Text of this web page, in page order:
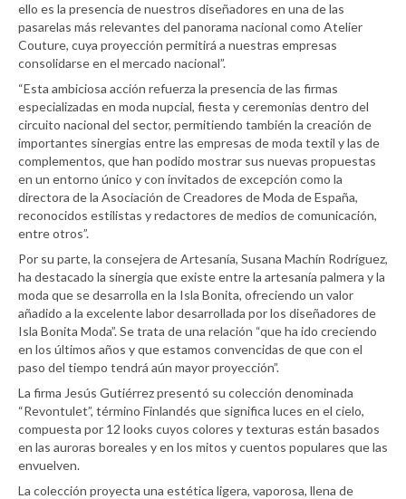
ello es la presencia de nuestros diseñadores en una de las
pasarelas más relevantes del panorama nacional como Atelier
Couture, cuya proyección permitirá a nuestras empresas
consolidarse en el mercado nacional”.
“Esta ambiciosa acción refuerza la presencia de las firmas
especializadas en moda nupcial, fiesta y ceremonias dentro del
circuito nacional del sector, permitiendo también la creación de
importantes sinergias entre las empresas de moda textil y las de
complementos, que han podido mostrar sus nuevas propuestas
en un entorno único y con invitados de excepción como la
directora de la Asociación de Creadores de Moda de España,
reconocidos estilistas y redactores de medios de comunicación,
entre otros”.
Por su parte, la consejera de Artesanía, Susana Machín Rodríguez,
ha destacado la sinergia que existe entre la artesanía palmera y la
moda que se desarrolla en la Isla Bonita, ofreciendo un valor
añadido a la excelente labor desarrollada por los diseñadores de
Isla Bonita Moda”. Se trata de una relación “que ha ido creciendo
en los últimos años y que estamos convencidas de que con el
paso del tiempo tendrá aún mayor proyección”.
La firma Jesús Gutiérrez presentó su colección denominada
“Revontulet”, término Finlandés que significa luces en el cielo,
compuesta por 12 looks cuyos colores y texturas están basados
en las auroras boreales y en los mitos y cuentos populares que las
envuelven.
La colección proyecta una estética ligera, vaporosa, llena de